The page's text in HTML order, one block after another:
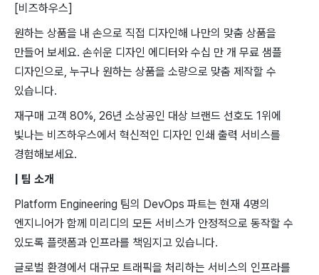
[비즈하우스]
원하는 상품을 내 손으로 직접 디자인해 나만의 맞춤 상품을
만들어 보세요. 손쉬운 디자인 에디터와 수십 만 개 무료 샘플
디자인으로, 누구나 원하는 상품을 소량으로 맞춤 제작할 수
있습니다.
재구매 고객 80%, 26년 소상공인 대상 브랜드 선호도 1위에
빛나는 비즈하우스에서 혁신적인 디자인 인쇄 출력 서비스를
경험해보세요.
| 팀 ​소개 ​
Platform ​Engineering 팀의 ​DevOps 파트는 현재 4명의 ​
엔지니어가 ​함께 미리디의 ​모든 서비스가 안정적으로 ​동작할 수 ​
있도록 ​플랫폼과 인프라를 ​책임지고 ​있습니다.
글로벌 ​환경에서 대규모 트래픽을 ​처리하는 ​서비스의 인프라를